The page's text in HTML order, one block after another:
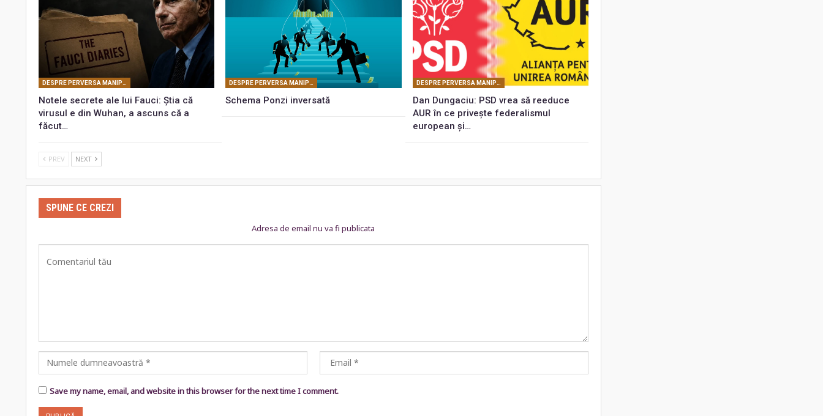
DESPRE PERVERSA MANIPULARE MASONICĂ
Notele secrete ale lui Fauci: Știa că
virusul e din Wuhan, a ascuns că a
făcut…
DESPRE PERVERSA MANIPULARE MASONICĂ
Schema Ponzi inversată
DESPRE PERVERSA MANIPULARE MASONICĂ
Dan Dungaciu: PSD vrea să reeduce
AUR în ce privește federalismul
european și…
PREV NEXT
SPUNE CE CREZI
Adresa de email nu va fi publicata
Save my name, email, and website in this browser for the next time I comment.